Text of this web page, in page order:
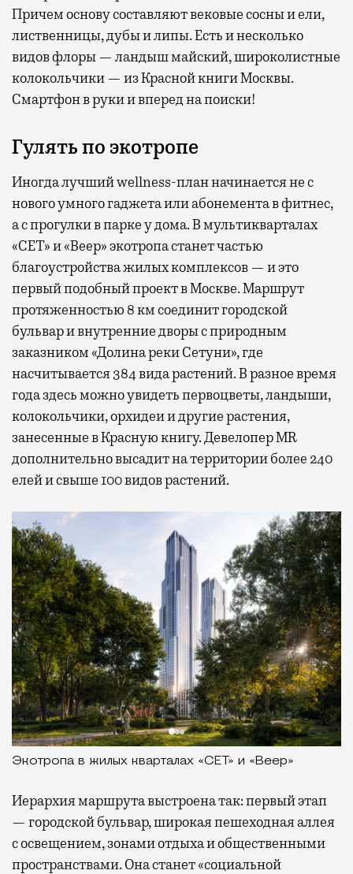
Причем основу составляют вековые сосны и ели,
лиственницы, дубы и липы. Есть и несколько
видов флоры — ландыш майский, широколистные
колокольчики — из Красной книги Москвы.
Смартфон в руки и вперед на поиски!
Гулять по экотропе
Иногда лучший wellness-план начинается не с
нового умного гаджета или абонемента в фитнес,
а с прогулки в парке у дома. В мультикварталах
«СЕТ» и «Веер» экотропа станет частью
благоустройства жилых комплексов — и это
первый подобный проект в Москве. Маршрут
протяженностью 8 км соединит городской
бульвар и внутренние дворы с природным
заказником «Долина реки Сетуни», где
насчитывается 384 вида растений. В разное время
года здесь можно увидеть первоцветы, ландыши,
колокольчики, орхидеи и другие растения,
занесенные в Красную книгу. Девелопер MR
дополнительно высадит на территории более 240
елей и свыше 100 видов растений.
Экотропа в жилых кварталах «СЕТ» и «Веер»
Иерархия маршрута выстроена так: первый этап
— городской бульвар, широкая пешеходная аллея
с освещением, зонами отдыха и общественными
пространствами. Она станет «социальной